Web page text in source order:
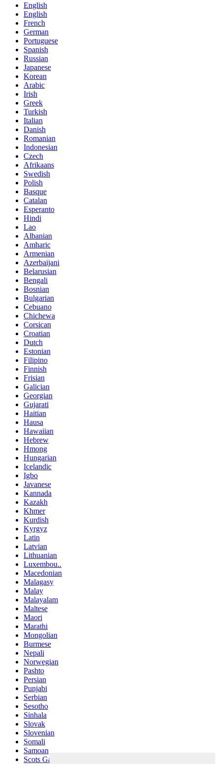
English
English
French
German
Portuguese
Spanish
Russian
Japanese
Korean
Arabic
Irish
Greek
Turkish
Italian
Danish
Romanian
Indonesian
Czech
Afrikaans
Swedish
Polish
Basque
Catalan
Esperanto
Hindi
Lao
Albanian
Amharic
Armenian
Azerbaijani
Belarusian
Bengali
Bosnian
Bulgarian
Cebuano
Chichewa
Corsican
Croatian
Dutch
Estonian
Filipino
Finnish
Frisian
Galician
Georgian
Gujarati
Haitian
Hausa
Hawaiian
Hebrew
Hmong
Hungarian
Icelandic
Igbo
Javanese
Kannada
Kazakh
Khmer
Kurdish
Kyrgyz
Latin
Latvian
Lithuanian
Luxembou..
Macedonian
Malagasy
Malay
Malayalam
Maltese
Maori
Marathi
Mongolian
Burmese
Nepali
Norwegian
Pashto
Persian
Punjabi
Serbian
Sesotho
Sinhala
Slovak
Slovenian
Somali
Samoan
Scots Gaelic